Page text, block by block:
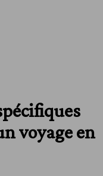
voyage en